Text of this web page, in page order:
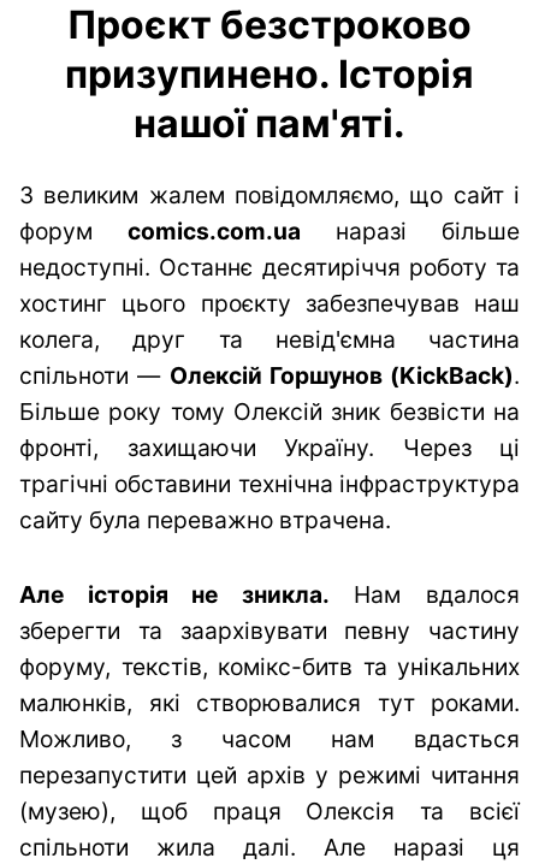
Проєкт безстроково
призупинено. Історія
нашої пам'яті.
З великим жалем повідомляємо, що сайт і
форум comics.com.ua наразі більше
недоступні. Останнє десятиріччя роботу та
хостинг цього проєкту забезпечував наш
колега, друг та невід'ємна частина
спільноти — Олексій Горшунов (KickBack).
Більше року тому Олексій зник безвісти на
фронті, захищаючи Україну. Через ці
трагічні обставини технічна інфраструктура
сайту була переважно втрачена.
Але історія не зникла. Нам вдалося
зберегти та заархівувати певну частину
форуму, текстів, комікс-битв та унікальних
малюнків, які створювалися тут роками.
Можливо, з часом нам вдасться
перезапустити цей архів у режимі читання
(музею), щоб праця Олексія та всієї
спільноти жила далі. Але наразі ця